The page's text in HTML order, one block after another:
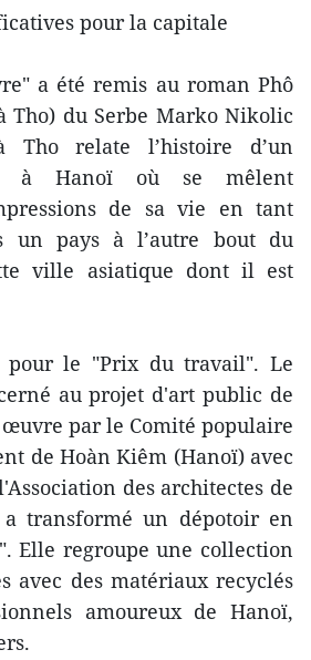
pour la capitale
a été remis au roman Phô
Tho) du Serbe Marko Nikolic
Tho relate l’histoire d’un
à Hanoï où se mêlent
de sa vie en tant
un pays à l’autre bout du
ville asiatique dont il est
le "Prix du travail". Le
au projet d'art public de
par le Comité populaire
de Hoàn Kiêm (Hanoï) avec
des architectes de
transformé un dépotoir en
Elle regroupe une collection
avec des matériaux recyclés
amoureux de Hanoï,